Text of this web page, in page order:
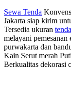
Sewa Tenda
Jakarta siap kirim
Tersedia ukuran tenda
melayani pemesanan
purwakarta dan
Kain Serut merah
Berkualitas dekorasi